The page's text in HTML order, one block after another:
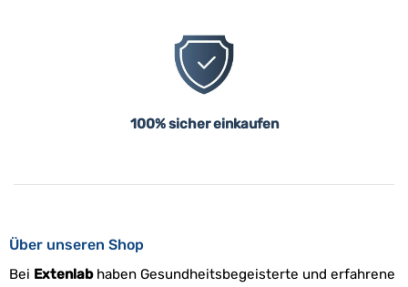
100% sicher einkaufen
Über unseren Shop
Bei Extenlabhaben Gesundheitsbegeisterte und erfahrene